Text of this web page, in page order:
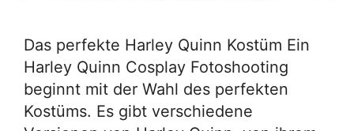
Das perfekte Harley Quinn Kostüm Ein
Harley Quinn Cosplay Fotoshooting
beginnt mit der Wahl des perfekten
Kostüms. Es gibt verschiedene